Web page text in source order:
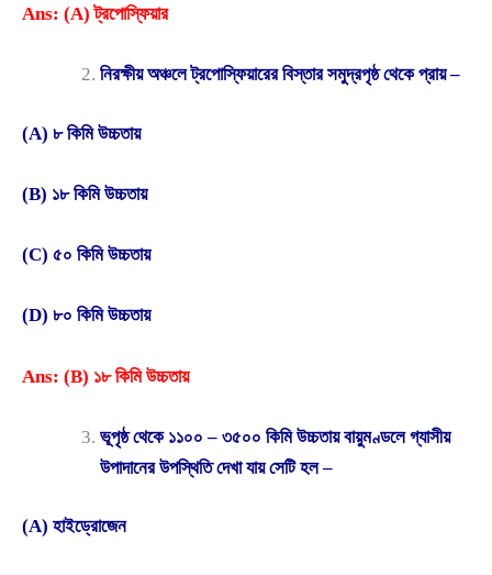
Ans: (A) ট্রপোস্ফিয়ার
নিরক্ষীয় অঞ্চলে ট্রপোস্ফিয়ারের বিস্তার সমুদ্রপৃষ্ঠ থেকে প্রায় –
(A) ৮ কিমি উচ্চতায়
(B) ১৮ কিমি উচ্চতায়
(C) ৫০ কিমি উচ্চতায়
(D) ৮০ কিমি উচ্চতায়
Ans: (B) ১৮ কিমি উচ্চতায়
ভূপৃষ্ঠ থেকে ১১০০ – ৩৫০০ কিমি উচ্চতায় বায়ুমণ্ডলে গ্যাসীয়
উপাদানের উপস্থিতি দেখা যায় সেটি হল –
(A) হাইড্রোজেন